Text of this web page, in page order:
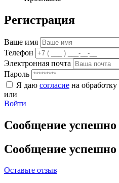
Регистрация
Ваше имя
Телефон
Электронная почта
Пароль
Я даю согласие на
или
Войти
Сообщение успешно
Сообщение успешно
Оставьте отзыв